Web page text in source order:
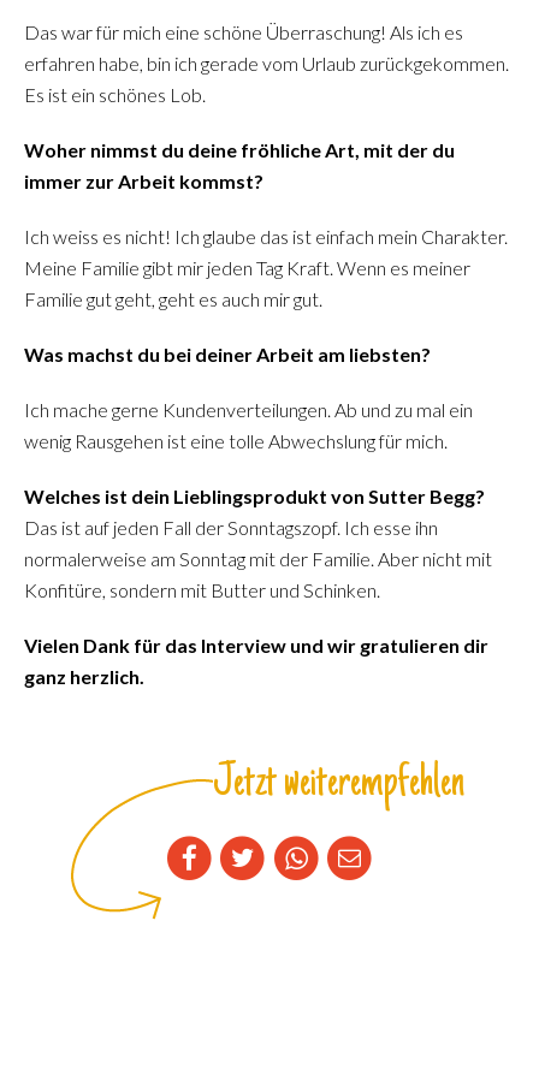
Das war für mich eine schöne Überraschung! Als ich es
erfahren habe, bin ich gerade vom Urlaub zurückgekommen.
Es ist ein schönes Lob.
Woher nimmst du deine fröhliche Art, mit der du
immer zur Arbeit kommst?
Ich weiss es nicht! Ich glaube das ist einfach mein Charakter.
Meine Familie gibt mir jeden Tag Kraft. Wenn es meiner
Familie gut geht, geht es auch mir gut.
Was machst du bei deiner Arbeit am liebsten?
Ich mache gerne Kundenverteilungen. Ab und zu mal ein
wenig Rausgehen ist eine tolle Abwechslung für mich.
Welches ist dein Lieblingsprodukt von Sutter Begg?
Das ist auf jeden Fall der Sonntagszopf. Ich esse ihn
normalerweise am Sonntag mit der Familie. Aber nicht mit
Konfitüre, sondern mit Butter und Schinken.
Vielen Dank für das Interview und wir gratulieren dir
ganz herzlich.
Jetzt weiterempfehlen